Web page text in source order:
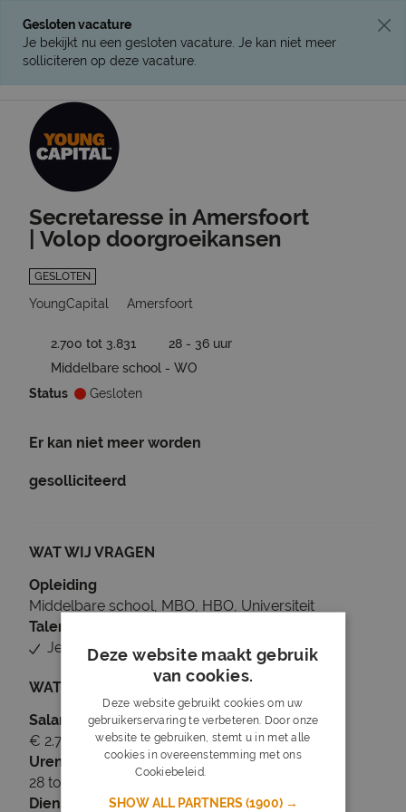
Gesloten vacature
Je bekijkt nu een gesloten vacature. Je kan niet meer
solliciteren op deze vacature.
Secretaresse in Amersfoort
| Volop doorgroeikansen
GESLOTEN
YoungCapital Amersfoort
2.700 tot 3.831
28 - 36 uur
Middelbare school - WO
Status
Gesloten
Er kan niet meer worden
gesolliciteerd
WAT WIJ VRAGEN
Opleiding
Middelbare school, MBO, HBO, Universiteit
Talen
Je beheerst Nederlands
WAT WIJ BIEDEN
Salaris
€ 2.700 tot € 3.831
Uren
28 tot 36 uur per week
Dienstverband
Deze website maakt gebruik
van cookies.
Deze website gebruikt cookies om uw
gebruikerservaring te verbeteren. Door onze
website te gebruiken, stemt u in met alle
cookies in overeenstemming met ons
Cookiebeleid.
SHOW ALL PARTNERS(1900) →